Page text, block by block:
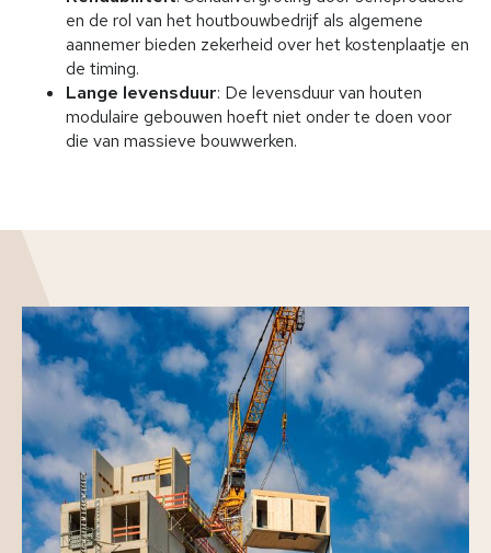
en de rol van het houtbouwbedrijf als algemene
aannemer bieden zekerheid over het kostenplaatje en
de timing.
Lange levensduur: De levensduur van houten
modulaire gebouwen hoeft niet onder te doen voor
die van massieve bouwwerken.